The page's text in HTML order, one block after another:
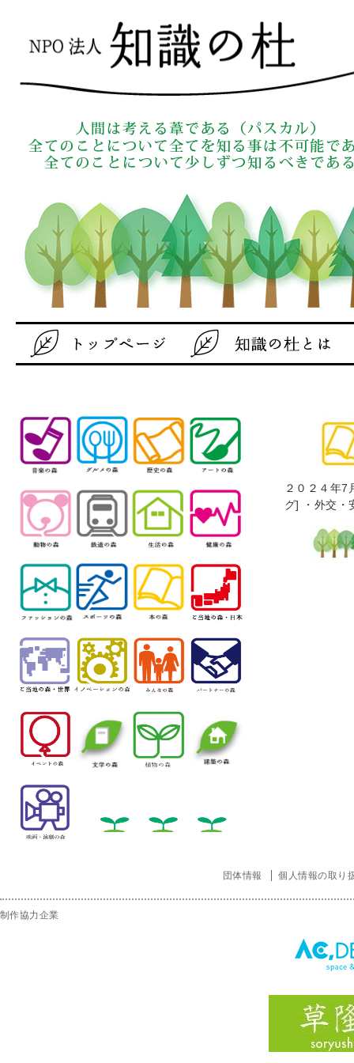
２０２４年
グ] ・外交・
団体情報 個人情報の取り
制作協力企業